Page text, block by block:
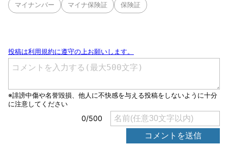
マイナンバー マイナ保険証 保険証